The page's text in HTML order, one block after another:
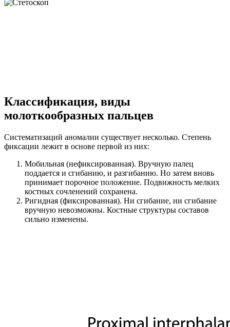
Классификация, виды
молоткообразных пальцев
Систематизаций аномалии существует несколько. Степень
фиксации лежит в основе первой из них:
Мобильная (нефиксированная). Вручную палец
поддается и сгибанию, и разгибанию. Но затем вновь
принимает порочное положение. Подвижность мелких
костных сочленений сохранена.
Ригидная (фиксированная). Ни сгибание, ни сгибание
вручную невозможны. Костные структуры составов
сильно изменены.